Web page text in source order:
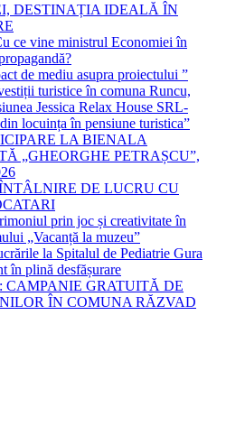
DESTINAȚIA IDEALĂ ÎN
ce vine ministrul Economiei în
de mediu asupra proiectului ”
turistice în comuna Runcu,
Jessica Relax House SRL-
locuința în pensiune turistica”
LA BIENALA
„GHEORGHE PETRAȘCU”,
DE LUCRU CU
prin joc și creativitate în
„Vacanță la muzeu”
la Spitalul de Pediatrie Gura
în plină desfășurare
GRATUITĂ DE
ÎN COMUNA RĂZVAD